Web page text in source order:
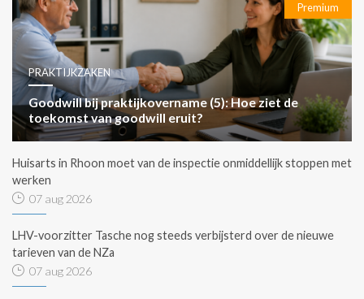
Premium
PRAKTIJKZAKEN
Goodwill bij praktijkovername (5): Hoe ziet de
toekomst van goodwill eruit?
Huisarts in Rhoon moet van de inspectie onmiddellijk stoppen met
werken
07 aug 2026
LHV-voorzitter Tasche nog steeds verbijsterd over de nieuwe
tarieven van de NZa
07 aug 2026